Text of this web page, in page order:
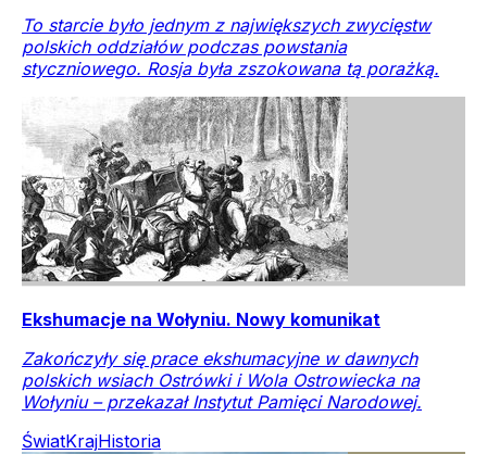
To starcie było jednym z największych zwycięstw
polskich oddziałów podczas powstania
styczniowego. Rosja była zszokowana tą porażką.
Ekshumacje na Wołyniu. Nowy komunikat
Zakończyły się prace ekshumacyjne w dawnych
polskich wsiach Ostrówki i Wola Ostrowiecka na
Wołyniu – przekazał Instytut Pamięci Narodowej.
ŚwiatKrajHistoria